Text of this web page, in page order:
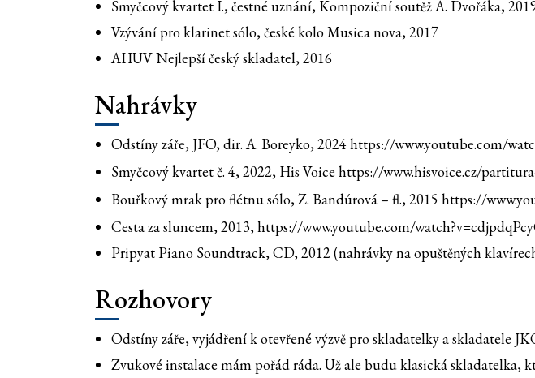
Smyčcový kvartet I., čestné uznání, Kompoziční soutěž A. Dvořáka,
Vzývání pro klarinet sólo, české kolo Musica nova, 2017
AHUV Nejlepší český skladatel, 2016
Nahrávky
Odstíny záře, JFO, dir. A. Boreyko, 2024 https://www.youtube.com/
Smyčcový kvartet č. 4, 2022, His Voice https://www.hisvoice.cz/
Bouřkový mrak pro flétnu sólo, Z. Bandúrová – fl., 2015 https://
Cesta za sluncem, 2013,https://www.youtube.com/
Pripyat Piano Soundtrack, CD, 2012 (nahrávky na opuštěných
Rozhovory
Odstíny záře, vyjádření k otevřené výzvě pro skladatelky a skladatele
Zvukové instalace mám pořád ráda. Už ale budu klasická